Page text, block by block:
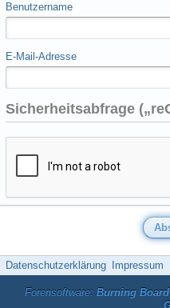
Benutzername
E-Mail-Adresse
Sicherheitsabfrage
Datenschutzerklärung Impressum
Forensoftware: Burning